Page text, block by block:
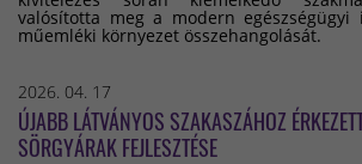
valósította meg a modern
műemléki környezet összehangolását.
2026. 04. 17
ÚJABB LÁTVÁNYOS SZAKASZÁHOZ
SÖRGYÁRAK FEJLESZTÉSE